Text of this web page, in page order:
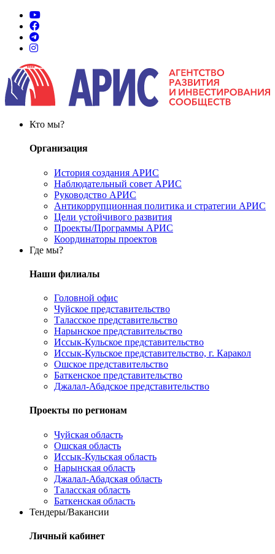
Кто мы?
Организация
История создания АРИС
Наблюдательный совет АРИС
Руководство АРИС
Антикоррупционная политика и стратегии АРИС
Цели устойчивого развития
Проекты/Программы АРИС
Координаторы проектов
Где мы?
Наши филиалы
Головной офис
Чуйское представительство
Таласское представительство
Нарынское представительство
Иссык-Кульское представительство
Иссык-Кульское представительство, г. Каракол
Ошское представительство
Баткенское представительство
Джалал-Абадское представительство
Проекты по регионам
Чуйская область
Ошская область
Иссык-Кульская область
Нарынская область
Джалал-Абадская область
Таласская область
Баткенская область
Тендеры/Вакансии
Личный кабинет